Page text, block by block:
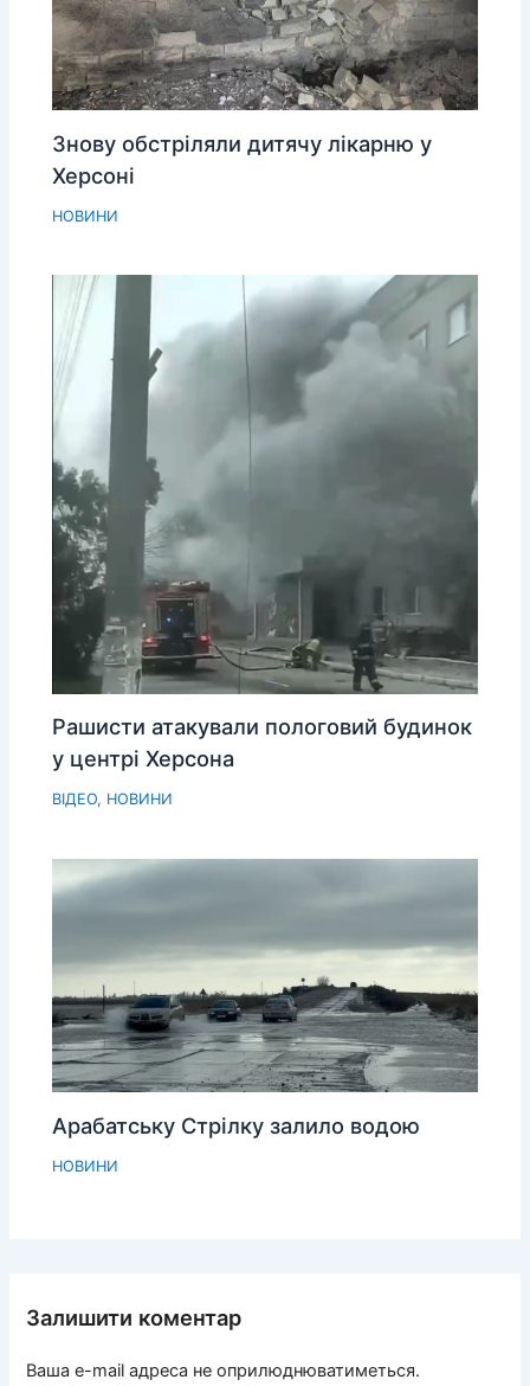
Знову обстріляли дитячу лікарню у
Херсоні
НОВИНИ
Рашисти атакували пологовий будинок
у центрі Херсона
ВІДЕО, НОВИНИ
Арабатську Стрілку залило водою
НОВИНИ
Залишити коментар
Ваша e-mail адреса не оприлюднюватиметься.